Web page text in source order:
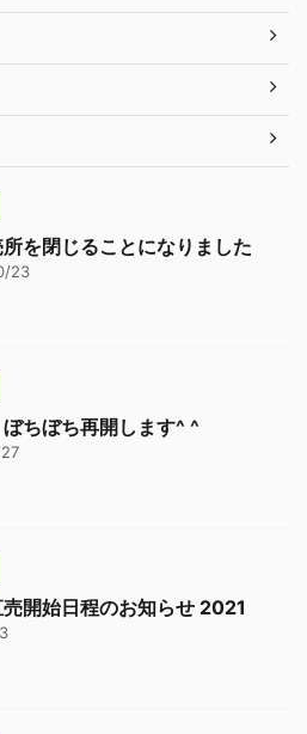
を閉じることになりました
23
ちぼち再開します^ ^
開始日程のお知らせ 2021